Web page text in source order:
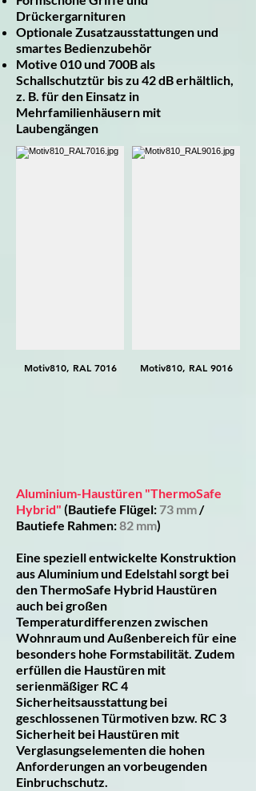
Drückergarnituren
Optionale Zusatzausstattungen und
smartes Bedienzubehör
Motive 010 und 700B als
Schallschutztür bis zu 42 dB erhältlich,
z. B. für den Einsatz in
Mehrfamilienhäusern mit
Laubengängen
Motiv810, RAL 7016 Motiv810, RAL 9016
Aluminium-Haustüren "ThermoSafe
Hybrid" (Bautiefe Flügel:73 mm/
Bautiefe Rahmen:82 mm)
Eine speziell entwickelte Konstruktion
aus Aluminium und Edelstahl sorgt bei
den ThermoSafe Hybrid Haustüren
auch bei großen
Temperaturdifferenzen zwischen
Wohnraum und Außenbereich für eine
besonders hohe Formstabilität. Zudem
erfüllen die Haustüren mit
serienmäßiger RC 4
Sicherheitsausstattung bei
geschlossenen Türmotiven bzw. RC 3
Sicherheit bei Haustüren mit
Verglasungselementen die hohen
Anforderungen an vorbeugenden
Einbruchschutz.